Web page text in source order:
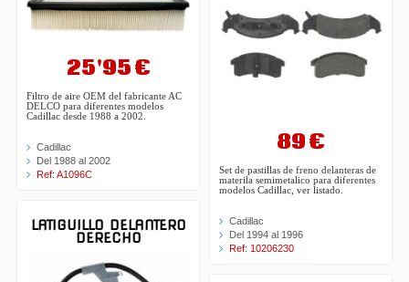
25'95 €
Filtro de aire OEM del fabricante AC
DELCO para diferentes modelos
Cadillac desde 1988 a 2002.
Cadillac
Del 1988 al 2002
Ref: A1096C
LATIGUILLO DELANTERO
DERECHO
89 €
Set de pastillas de freno delanteras de
materila semimetalico para diferentes
modelos Cadillac, ver listado.
Cadillac
Del 1994 al 1996
Ref: 10206230